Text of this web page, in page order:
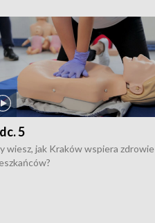
5
wiesz, jak Kraków wspiera zdrowie